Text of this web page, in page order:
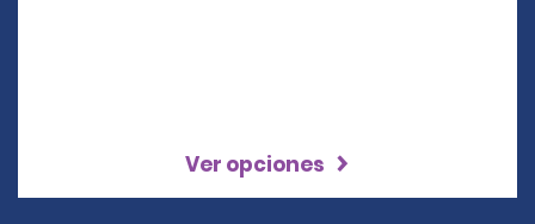
Ver opciones